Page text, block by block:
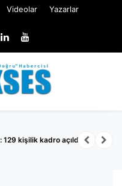
Videolar Yazarlar
129 kişilik kadro açıldı